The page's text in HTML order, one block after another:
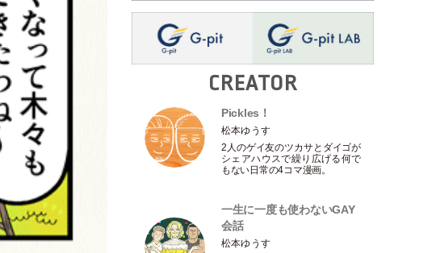
CREATOR
Pickles！
松本ゆうす
2人のゲイ友のツカサとダイゴが
シェアハウスで繰り広げる何で
もない日常の4コマ漫画。
一生に一度も使わないGAY
会話
松本ゆうす